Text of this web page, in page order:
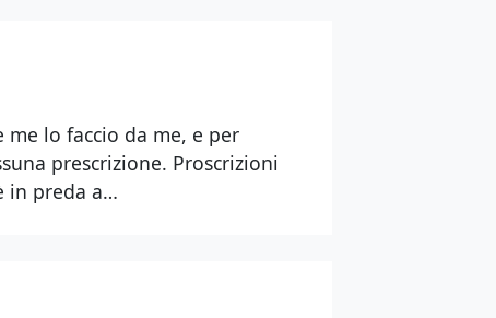
lo faccio da me, e per
prescrizione. Proscrizioni
in preda a…